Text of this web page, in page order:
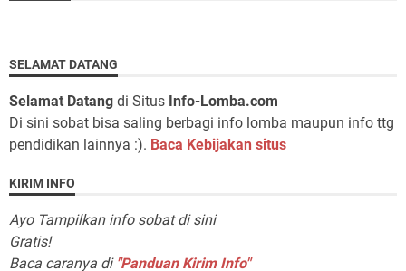
SELAMAT DATANG
Selamat Datang di Situs Info-Lomba.com
Di sini sobat bisa saling berbagi info lomba maupun info ttg
pendidikan lainnya :). Baca Kebijakan situs
KIRIM INFO
Ayo Tampilkan info sobat di sini
Gratis!
Baca caranya di "Panduan Kirim Info"